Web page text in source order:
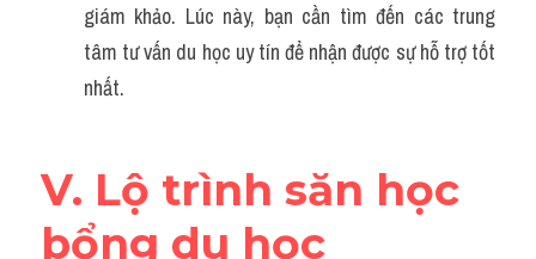
giám khảo. Lúc này, bạn cần tìm đến các trung
tâm tư vấn du học uy tín để nhận được sự hỗ trợ tốt
nhất.
V. Lộ trình săn học
bổng du học